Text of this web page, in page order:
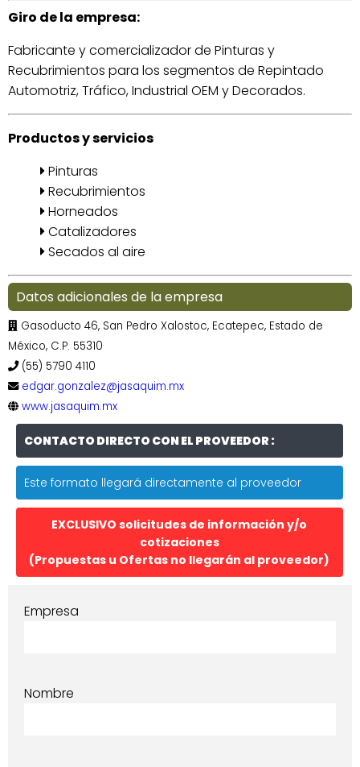
Giro de la empresa:
Fabricante y comercializador de Pinturas y
Recubrimientos para los segmentos de Repintado
Automotriz, Tráfico, Industrial OEM y Decorados.
Productos y servicios
Pinturas
Recubrimientos
Horneados
Catalizadores
Secados al aire
Datos adicionales de la empresa
Gasoducto 46, San Pedro Xalostoc, Ecatepec, Estado de
México, C.P. 55310
(55) 5790 4110
edgar.gonzalez@jasaquim.mx
www.jasaquim.mx
CONTACTO DIRECTO CON EL PROVEEDOR :
Este formato llegará directamente al proveedor
EXCLUSIVO solicitudes de información y/o
cotizaciones
(Propuestas u Ofertas no llegarán al proveedor)
Empresa
Nombre